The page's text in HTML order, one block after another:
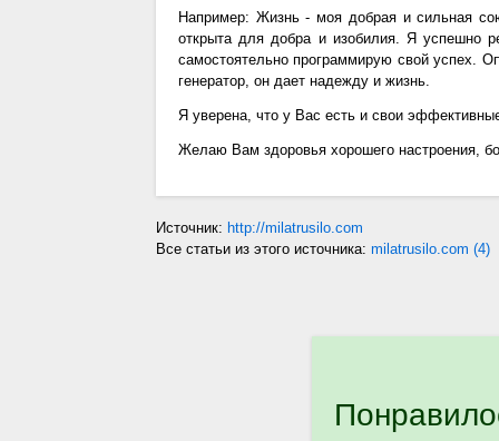
Например: Жизнь - моя добрая и сильная
открыта для добра и изобилия. Я успешно
самостоятельно программирую свой успех.
генератор, он дает надежду и жизнь.
Я уверена, что у Вас есть и свои
Желаю Вам здоровья хорошего настроения,
Источник: http://milatrusilo.com
Все статьи из этого источника: milatrusilo.com (4)